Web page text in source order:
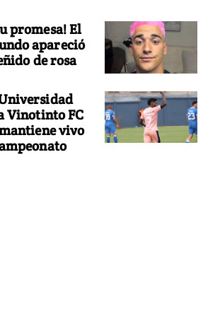
promesa! El
apareció
de rosa
Vinotinto FC
vivo